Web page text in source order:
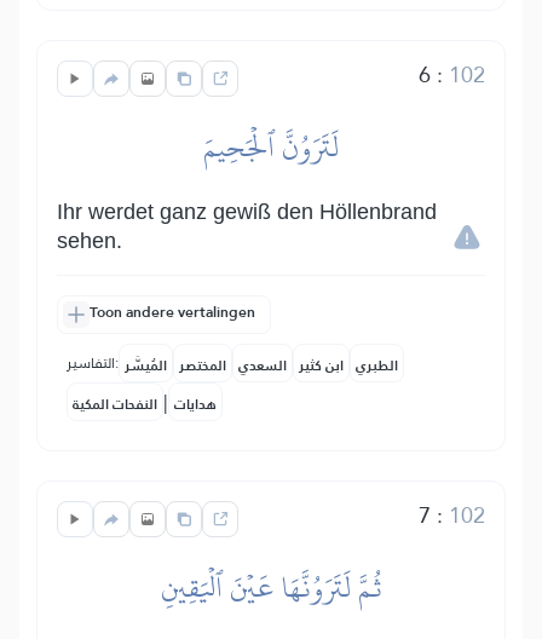
6: 102
لَتَرَوُنَّ ٱلۡجَحِيمَ
Ihr werdet ganz gewiß den Höllenbrand
sehen.
Toon andere vertalingen
التفاسير: المُيسَّر المختصر السعدي ابن كثير الطبري
النفحات المكية | هدايات
7 : 102
ثُمَّ لَتَرَوُنَّهَا عَيۡنَ ٱلۡيَقِينِ